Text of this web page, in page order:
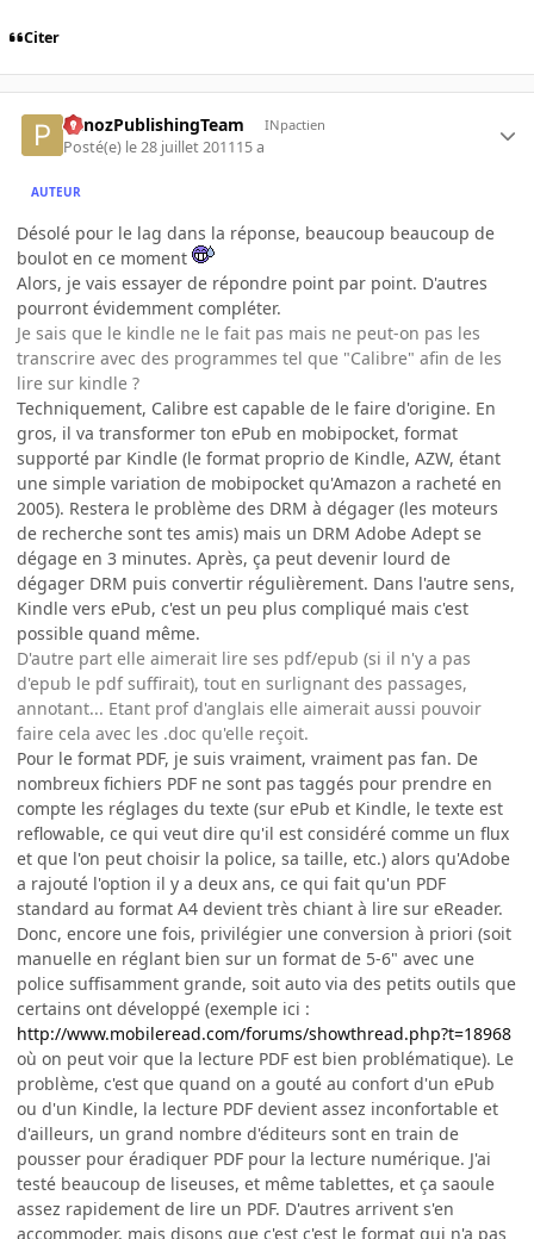
Citer
PanozPublishingTeam INpactien
Posté(e) le 28 juillet 201115 a
AUTEUR
Désolé pour le lag dans la réponse, beaucoup beaucoup de
boulot en ce moment
Alors, je vais essayer de répondre point par point. D'autres
pourront évidemment compléter.
Je sais que le kindle ne le fait pas mais ne peut-on pas les
transcrire avec des programmes tel que "Calibre" afin de les
lire sur kindle ?
Techniquement, Calibre est capable de le faire d'origine. En
gros, il va transformer ton ePub en mobipocket, format
supporté par Kindle (le format proprio de Kindle, AZW, étant
une simple variation de mobipocket qu'Amazon a racheté en
2005). Restera le problème des DRM à dégager (les moteurs
de recherche sont tes amis) mais un DRM Adobe Adept se
dégage en 3 minutes. Après, ça peut devenir lourd de
dégager DRM puis convertir régulièrement. Dans l'autre sens,
Kindle vers ePub, c'est un peu plus compliqué mais c'est
possible quand même.
D'autre part elle aimerait lire ses pdf/epub (si il n'y a pas
d'epub le pdf suffirait), tout en surlignant des passages,
annotant... Etant prof d'anglais elle aimerait aussi pouvoir
faire cela avec les .doc qu'elle reçoit.
Pour le format PDF, je suis vraiment, vraiment pas fan. De
nombreux fichiers PDF ne sont pas taggés pour prendre en
compte les réglages du texte (sur ePub et Kindle, le texte est
reflowable, ce qui veut dire qu'il est considéré comme un flux
et que l'on peut choisir la police, sa taille, etc.) alors qu'Adobe
a rajouté l'option il y a deux ans, ce qui fait qu'un PDF
standard au format A4 devient très chiant à lire sur eReader.
Donc, encore une fois, privilégier une conversion à priori (soit
manuelle en réglant bien sur un format de 5-6" avec une
police suffisamment grande, soit auto via des petits outils que
certains ont développé (exemple ici :
http://www.mobileread.com/forums/showthread.php?t=18968
où on peut voir que la lecture PDF est bien problématique). Le
problème, c'est que quand on a gouté au confort d'un ePub
ou d'un Kindle, la lecture PDF devient assez inconfortable et
d'ailleurs, un grand nombre d'éditeurs sont en train de
pousser pour éradiquer PDF pour la lecture numérique. J'ai
testé beaucoup de liseuses, et même tablettes, et ça saoule
assez rapidement de lire un PDF. D'autres arrivent s'en
accommoder, mais disons que c'est c'est le format qui n'a pas